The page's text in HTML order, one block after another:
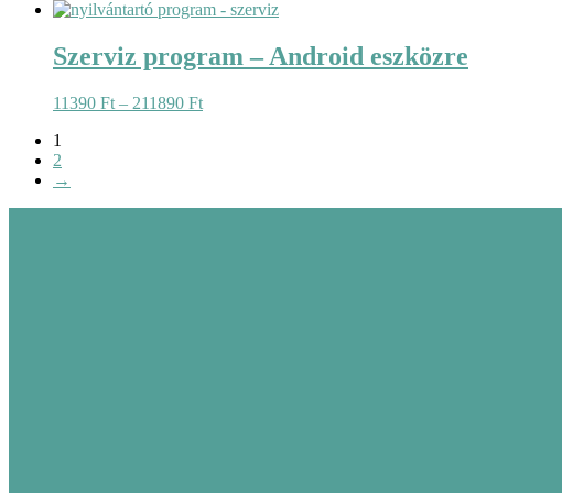
3790 Ft
48190 Ft
Szerviz program – Android eszközre
11390 Ft – 211890 FtÁrtartomány:
1
2
→